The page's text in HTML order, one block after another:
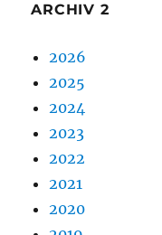
ARCHIV 2
2026
2025
2024
2023
2022
2021
2020